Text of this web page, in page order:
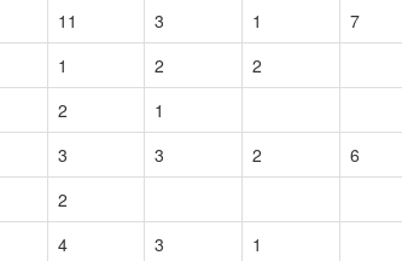
11 3 1
7
1 2
2
2
1
3 3 2
6
2
4 3
1